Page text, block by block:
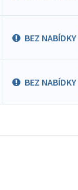
BEZ NABÍDKY
BEZ NABÍDKY